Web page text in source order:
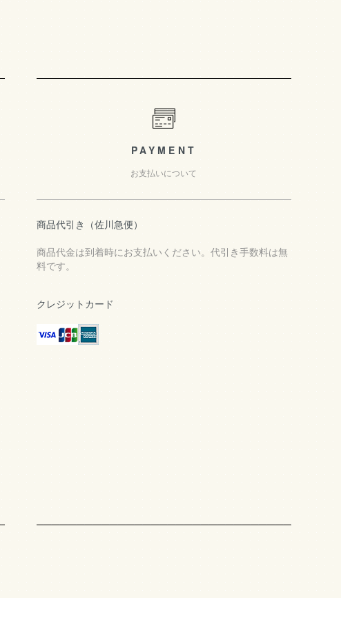
PAYMENT
お支払いについて
商品代引き（佐川急便）
商品代金は到着時にお支払いください。代引き手数料は無
料です。
クレジットカード